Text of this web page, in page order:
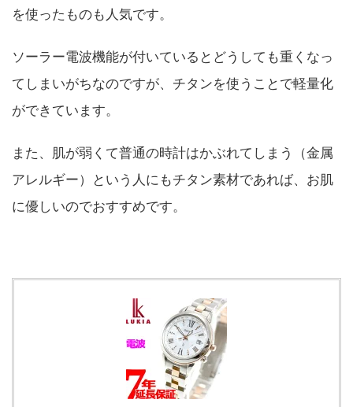
を使ったものも人気です。
ソーラー電波機能が付いているとどうしても重くなっ
てしまいがちなのですが、チタンを使うことで軽量化
ができています。
また、肌が弱くて普通の時計はかぶれてしまう（金属
アレルギー）という人にもチタン素材であれば、お肌
に優しいのでおすすめです。